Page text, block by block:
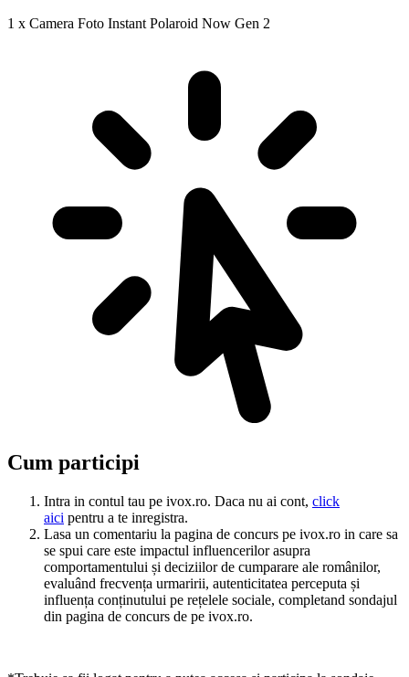
1 x Camera Foto Instant Polaroid Now Gen 2
Cum participi
Intra in contul tau pe ivox.ro. Daca nu ai cont, click
aici pentru a te inregistra.
Lasa un comentariu la pagina de concurs pe ivox.ro in care sa
se spui care este impactul influencerilor asupra
comportamentului și deciziilor de cumparare ale românilor,
evaluând frecvența urmaririi, autenticitatea perceputa și
influența conținutului pe rețelele sociale, completand sondajul
din pagina de concurs de pe ivox.ro.